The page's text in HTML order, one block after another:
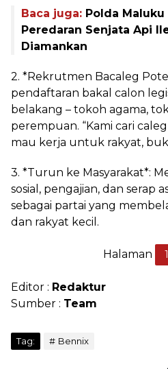
Baca juga: Polda Maluku
Peredaran Senjata Api
Diamankan
2. *Rekrutmen Bacaleg
pendaftaran bakal calon
belakang – tokoh agama,
perempuan. “Kami cari
mau kerja untuk rakyat,
3. *Turun ke Masyarakat*:
sosial, pengajian, dan serap
sebagai partai yang
dan rakyat kecil.
Halaman 1
Editor : Redaktur
Sumber : Team
Tag: Bennix